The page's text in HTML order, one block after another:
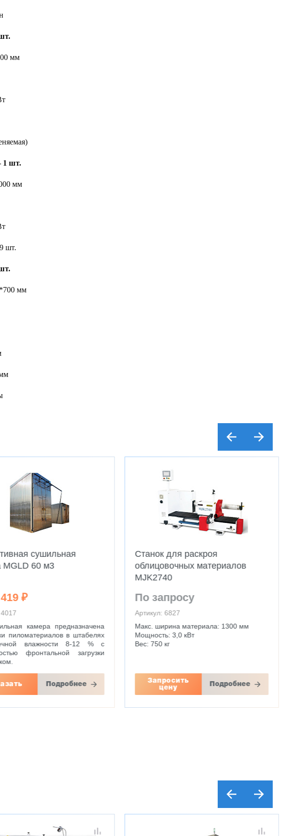
мм
1 шт.
мм
шт.
мм
сушильная
MGLD 60 м3
₽
камера предназначена
пиломатериалов в штабелях
влажности 8-12 % с
фронтальной загрузки
Подробнее
Станок для раскроя
облицовочных материалов
MJK2740
По запросу
Артикул: 6827
Макс. ширина материала: 1300 мм
Мощность: 3,0 кВт
Вес: 750 кг
Запросить
цену
Подробнее